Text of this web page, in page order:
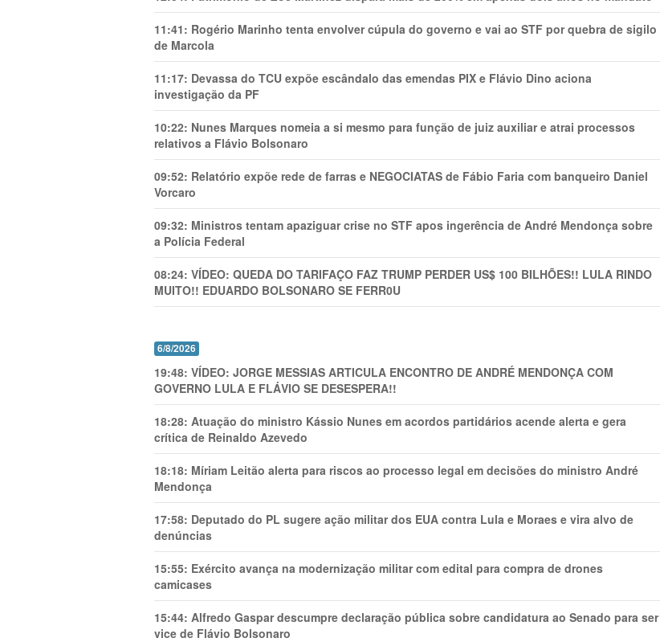
11:41: Rogério Marinho tenta envolver cúpula do governo e vai ao STF por quebra de sigilo
de Marcola
11:17: Devassa do TCU expõe escândalo das emendas PIX e Flávio Dino aciona
investigação da PF
10:22: Nunes Marques nomeia a si mesmo para função de juiz auxiliar e atrai processos
relativos a Flávio Bolsonaro
09:52: Relatório expõe rede de farras e NEGOCIATAS de Fábio Faria com banqueiro Daniel
Vorcaro
09:32: Ministros tentam apaziguar crise no STF apos ingerência de André Mendonça sobre
a Polícia Federal
08:24: VÍDEO: QUEDA DO TARIFAÇO FAZ TRUMP PERDER US$ 100 BILHÕES!! LULA RINDO
MUITO!! EDUARDO BOLSONARO SE FERR0U
6/8/2026
19:48: VÍDEO: JORGE MESSIAS ARTICULA ENCONTRO DE ANDRÉ MENDONÇA COM
GOVERNO LULA E FLÁVIO SE DESESPERA!!
18:28: Atuação do ministro Kássio Nunes em acordos partidários acende alerta e gera
crítica de Reinaldo Azevedo
18:18: Míriam Leitão alerta para riscos ao processo legal em decisões do ministro André
Mendonça
17:58: Deputado do PL sugere ação militar dos EUA contra Lula e Moraes e vira alvo de
denúncias
15:55: Exército avança na modernização militar com edital para compra de drones
camicases
15:44: Alfredo Gaspar descumpre declaração pública sobre candidatura ao Senado para ser
vice de Flávio Bolsonaro